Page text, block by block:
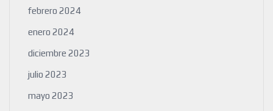
febrero 2024
enero 2024
diciembre 2023
julio 2023
mayo 2023